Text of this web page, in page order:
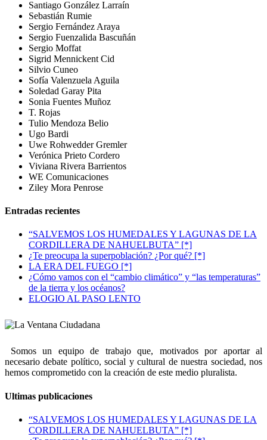
Santiago González Larraín
Sebastián Rumie
Sergio Fernández Araya
Sergio Fuenzalida Bascuñán
Sergio Moffat
Sigrid Mennickent Cid
Silvio Cuneo
Sofía Valenzuela Aguila
Soledad Garay Pita
Sonia Fuentes Muñoz
T. Rojas
Tulio Mendoza Belio
Ugo Bardi
Uwe Rohwedder Gremler
Verónica Prieto Cordero
Viviana Rivera Barrientos
WE Comunicaciones
Ziley Mora Penrose
Entradas recientes
“SALVEMOS LOS HUMEDALES Y LAGUNAS DE LA
CORDILLERA DE NAHUELBUTA” [*]
¿Te preocupa la superpoblación? ¿Por qué? [*]
LA ERA DEL FUEGO [*]
¿Cómo vamos con el “cambio climático” y “las temperaturas”
de la tierra y los océanos?
ELOGIO AL PASO LENTO
Somos un equipo de trabajo que, motivados por aportar al
necesario debate político, social y cultural de nuestra sociedad, nos
hemos comprometido con la creación de este medio pluralista.
Ultimas publicaciones
“SALVEMOS LOS HUMEDALES Y LAGUNAS DE LA
CORDILLERA DE NAHUELBUTA” [*]